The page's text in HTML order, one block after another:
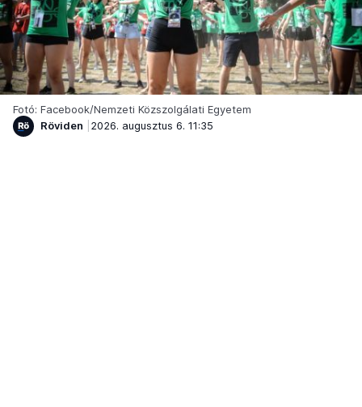
Fotó: Facebook/Nemzeti Közszolgálati Egyetem
Röviden
2026. augusztus 6. 11:35